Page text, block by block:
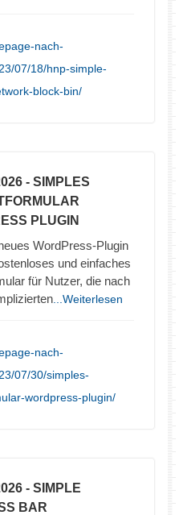
nach-
07/18/hnp-simple-
block-bin/
- SIMPLES
PLUGIN
WordPress-Plugin
und einfaches
für Nutzer, die nach
...Weiterlesen
nach-
07/30/simples-
wordpress-plugin/
- SIMPLE
BAR